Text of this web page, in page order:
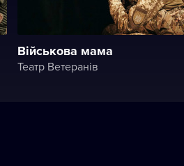
Військова мама
Театр Ветеранів